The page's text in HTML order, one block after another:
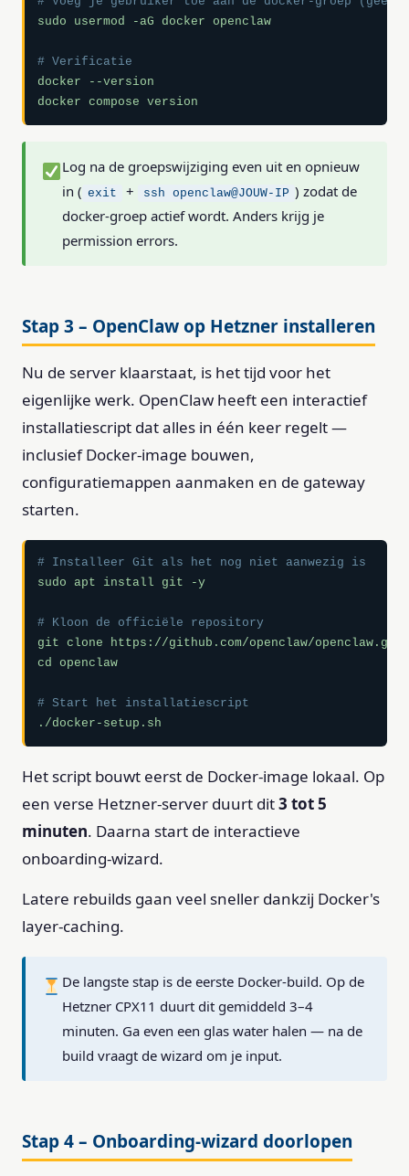
sudo usermod -aG docker openclaw
# Verificatie
docker --version
docker compose version
Log na de groepswijziging even uit en opnieuw
in ( exit + ssh openclaw@JOUW-IP ) zodat de
docker-groep actief wordt. Anders krijg je
permission errors.
Stap 3 – OpenClaw op Hetzner installeren
Nu de server klaarstaat, is het tijd voor het
eigenlijke werk. OpenClaw heeft een interactief
installatiescript dat alles in één keer regelt —
inclusief Docker-image bouwen,
configuratiemappen aanmaken en de gateway
starten.
# Installeer Git als het nog niet aanwezig is
sudo apt install git -y
# Kloon de officiële repository
git clone https://github.com/openclaw/openclaw.git
cd openclaw
# Start het installatiescript
./docker-setup.sh
Het script bouwt eerst de Docker-image lokaal. Op
een verse Hetzner-server duurt dit3 tot 5
minuten. Daarna start de interactieve
onboarding-wizard.
Latere rebuilds gaan veel sneller dankzij Docker's
layer-caching.
De langste stap is de eerste Docker-build. Op de
Hetzner CPX11 duurt dit gemiddeld 3–4
minuten. Ga even een glas water halen — na de
build vraagt de wizard om je input.
Stap 4 – Onboarding-wizard doorlopen